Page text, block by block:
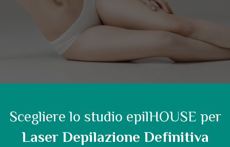
Scegliere lo studio epilHOUSE per
Laser Depilazione Definitiva